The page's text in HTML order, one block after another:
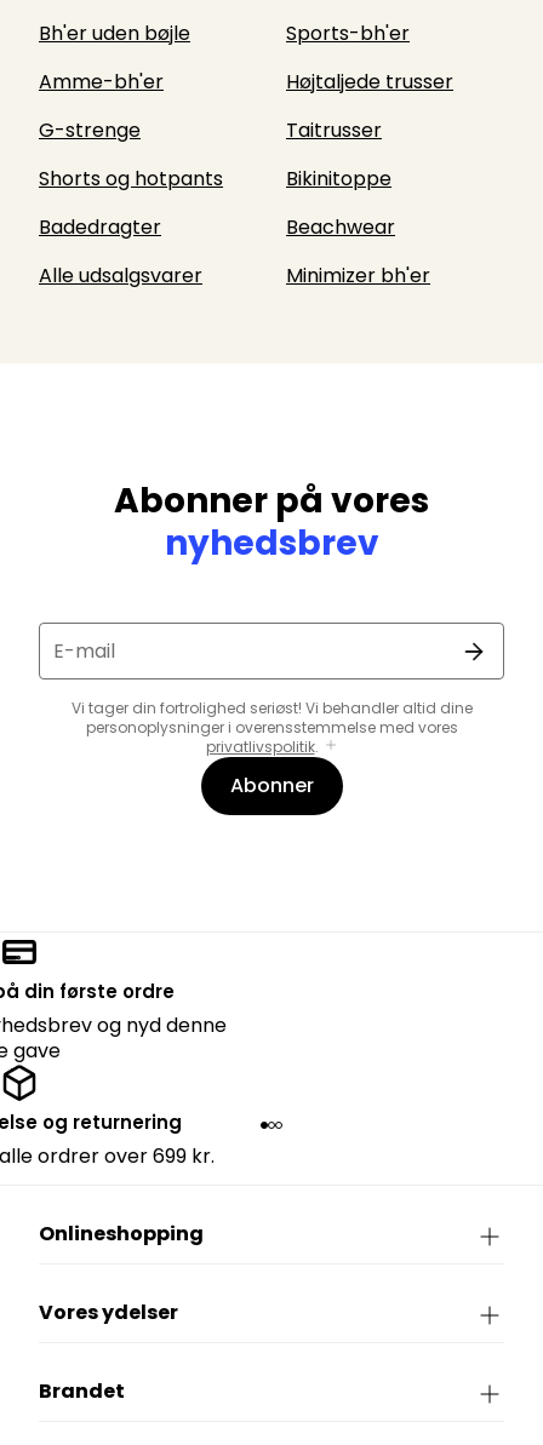
Bh'er uden bøjle
Sports-bh'er
Amme-bh'er
Højtaljede trusser
G-strenge
Taitrusser
Shorts og hotpants
Bikinitoppe
Badedragter
Beachwear
Alle udsalgsvarer
Minimizer bh'er
Abonner på vores
nyhedsbrev
E-mail
Vi tager din fortrolighed seriøst! Vi behandler altid dine
personoplysninger i overensstemmelse med vores
privatlivspolitik.
Abonner
din første ordre
og nyd denne
gave
og returnering
ordrer over 699 kr.
Onlineshopping
Vores ydelser
Brandet